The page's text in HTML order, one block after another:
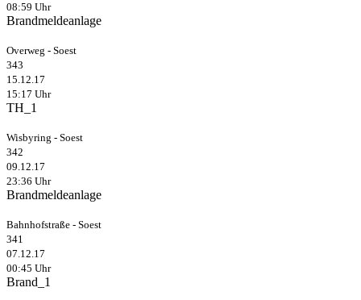
08:59 Uhr
Brandmeldeanlage
Overweg - Soest
343
15.12.17
15:17 Uhr
TH_1
Wisbyring - Soest
342
09.12.17
23:36 Uhr
Brandmeldeanlage
Bahnhofstraße - Soest
341
07.12.17
00:45 Uhr
Brand_1